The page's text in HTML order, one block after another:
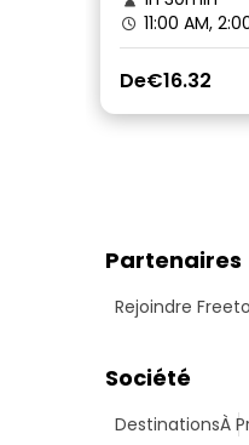
11:00 AM,
De€16.32
Partenaires
Rejoindre
Société
DestinationsÀ